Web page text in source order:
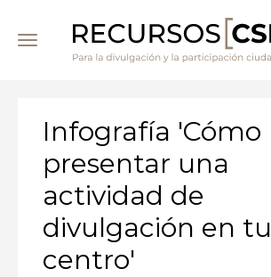
Infografía 'Cómo
presentar una
actividad de
divulgación en tu
centro'